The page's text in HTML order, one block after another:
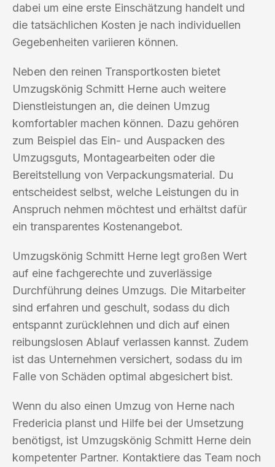
dabei um eine erste Einschätzung handelt und
die tatsächlichen Kosten je nach individuellen
Gegebenheiten variieren können.
Neben den reinen Transportkosten bietet
Umzugskönig Schmitt Herne auch weitere
Dienstleistungen an, die deinen Umzug
komfortabler machen können. Dazu gehören
zum Beispiel das Ein- und Auspacken des
Umzugsguts, Montagearbeiten oder die
Bereitstellung von Verpackungsmaterial. Du
entscheidest selbst, welche Leistungen du in
Anspruch nehmen möchtest und erhältst dafür
ein transparentes Kostenangebot.
Umzugskönig Schmitt Herne legt großen Wert
auf eine fachgerechte und zuverlässige
Durchführung deines Umzugs. Die Mitarbeiter
sind erfahren und geschult, sodass du dich
entspannt zurücklehnen und dich auf einen
reibungslosen Ablauf verlassen kannst. Zudem
ist das Unternehmen versichert, sodass du im
Falle von Schäden optimal abgesichert bist.
Wenn du also einen Umzug von Herne nach
Fredericia planst und Hilfe bei der Umsetzung
benötigst, ist Umzugskönig Schmitt Herne dein
kompetenter Partner. Kontaktiere das Team noch